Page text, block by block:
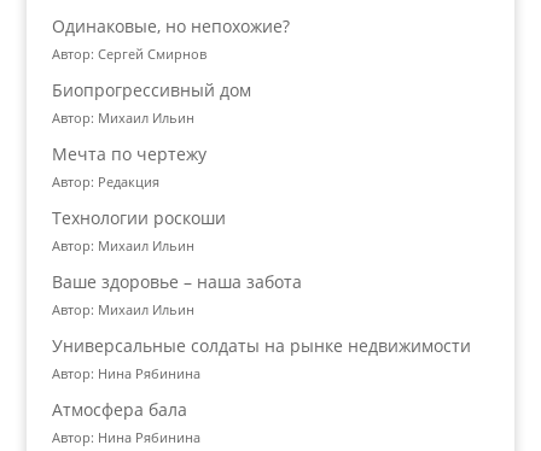
Одинаковые, но непохожие?
Автор: Сергей Смирнов
Биопрогрессивный дом
Автор: Михаил Ильин
Мечта по чертежу
Автор: Редакция
Технологии роскоши
Автор: Михаил Ильин
Ваше здоровье – наша забота
Автор: Михаил Ильин
Универсальные солдаты на рынке недвижимости
Автор: Нина Рябинина
Атмосфера бала
Автор: Нина Рябинина